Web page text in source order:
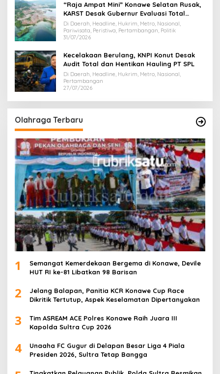
“Raja Ampat Mini” Konawe Selatan Rusak,
KARST Desak Gubernur Evaluasi Total
Dispar Sultra
Di Daerah, Headline, Hukrim, Metro, Nasional,
Pariwisata, Peristiwa, Pertambangan, Politik
31/07/2026
Kecelakaan Berulang, KNPI Konut Desak
Audit Total dan Hentikan Hauling PT SPL
Di Daerah, Headline, Hukrim, Metro, Nasional,
Pertambangan
27/07/2026
Olahraga Terbaru
1
Semangat Kemerdekaan Bergema di Konawe, Devile
HUT RI ke-81 Libatkan 98 Barisan
2
Jelang Balapan, Panitia KCR Konawe Cup Race
Dikritik Tertutup, Aspek Keselamatan Dipertanyakan
3
Tim ASREAM ACE Polres Konawe Raih Juara III
Kapolda Sultra Cup 2026
4
Unaaha FC Gugur di Delapan Besar Liga 4 Piala
Presiden 2026, Sultra Tetap Bangga